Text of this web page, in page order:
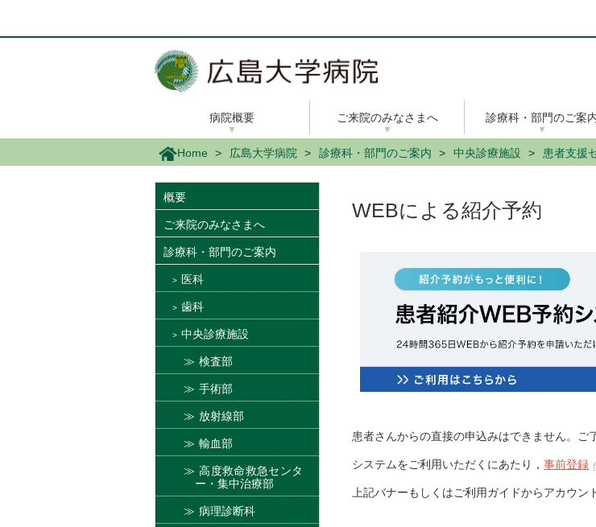
ン
病院概要 ご来院のみなさまへ 診療科・部門のご案
Home 広島大学病院 診療科・部門のご案内 中央診療施設 患者支援
WEBによる紹介予約
患者さんからの直接の申込みはできません。ご
システムをご利用いただくにあたり，事前登録
上記バナーもしくはご利用ガイドからアカウン
概要
ご来院のみなさまへ
診療科・部門のご案内
医科
歯科
中央診療施設
検査部
手術部
放射線部
輸血部
高度救命救急センタ
ー・集中治療部
病理診断科